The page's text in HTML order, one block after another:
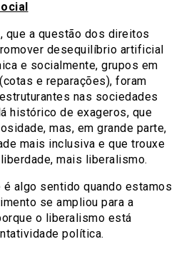
que a questão dos direitos
desequilíbrio artificial
e socialmente, grupos em
e reparações), foram
nas sociedades
histórico de exageros, que
mas, em grande parte,
mais inclusiva e que trouxe
mais liberalismo.
é algo sentido quando estamos
se ampliou para a
o liberalismo está
política.